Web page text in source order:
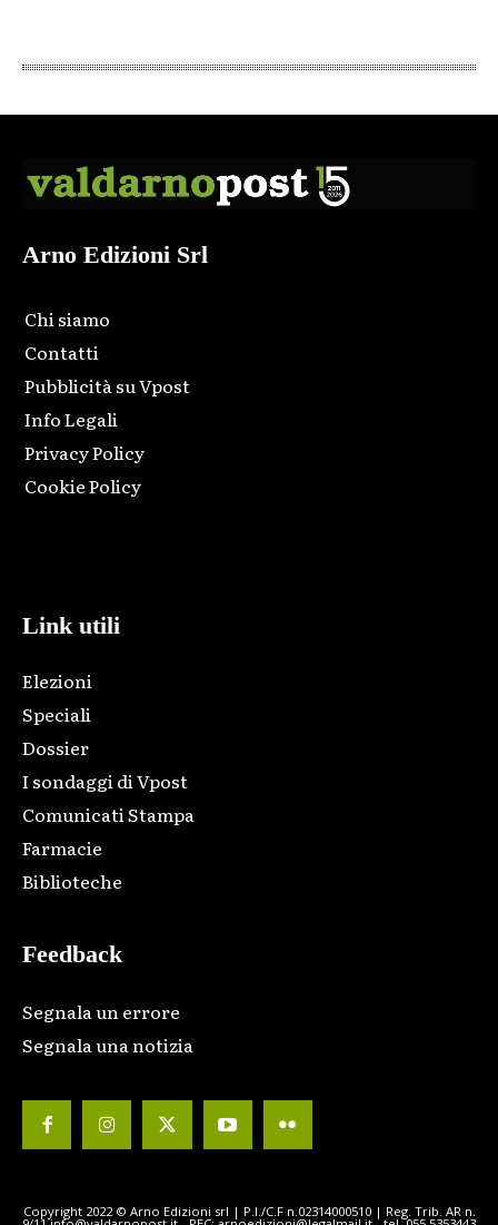
Arno Edizioni Srl
Chi siamo
Contatti
Pubblicità su Vpost
Info Legali
Privacy Policy
Cookie Policy
Link utili
Elezioni
Speciali
Dossier
I sondaggi di Vpost
Comunicati Stampa
Farmacie
Biblioteche
Feedback
Segnala un errore
Segnala una notizia
Copyright 2022 © Arno Edizioni srl | P.I./C.F n.02314000510 | Reg. Trib. AR n.